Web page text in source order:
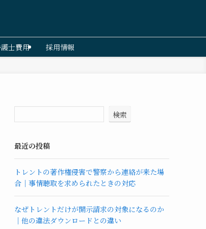
士費用 採用情報
検索
最近の投稿
トレントの著作権侵害で警察から連絡が来た場
合｜事情聴取を求められたときの対応
なぜトレントだけが開示請求の対象になるのか
｜他の違法ダウンロードとの違い